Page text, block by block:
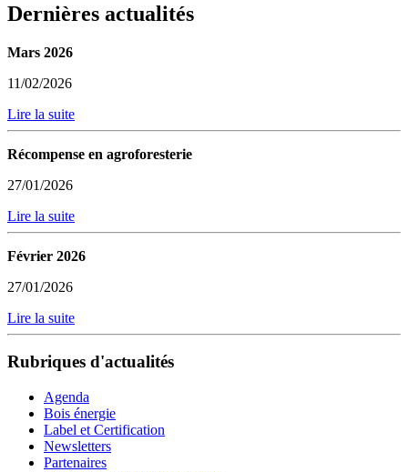
Dernières actualités
Mars 2026
11/02/2026
Lire la suite
Récompense en agroforesterie
27/01/2026
Lire la suite
Février 2026
27/01/2026
Lire la suite
Rubriques d'actualités
Agenda
Bois énergie
Label et Certification
Newsletters
Partenaires